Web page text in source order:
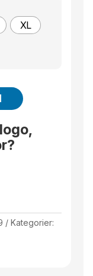
XL
Kategorier: